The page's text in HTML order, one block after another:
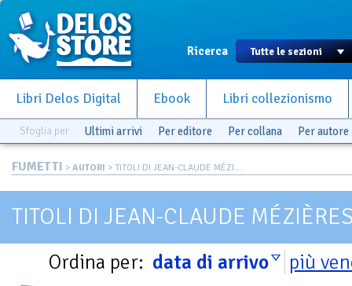
Ricerca
Libri Delos Digital Ebook Libri collezionismo
Sfoglia per Ultimi arrivi Per editore Per collana Per autore
FUMETTI > AUTORI > TITOLI DI JEAN-CLAUDE MÉZI...
TITOLI DI JEAN-CLAUDE
Ordina per: data di arrivo più